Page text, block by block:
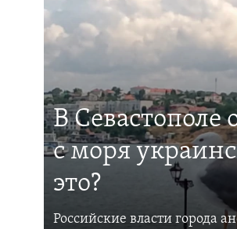
В Севастополе
с моря
это?
Российские власти города